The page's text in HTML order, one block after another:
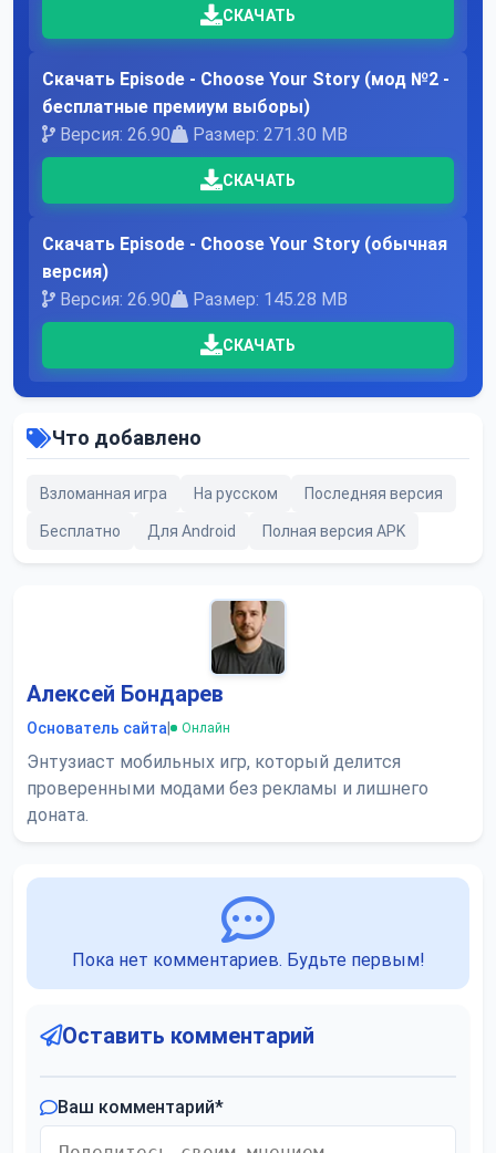
СКАЧАТЬ
Скачать Episode - Choose Your Story (мод №2 -
бесплатные премиум выборы)
Версия: 26.90
Размер: 271.30 MB
СКАЧАТЬ
Скачать Episode - Choose Your Story (обычная
версия)
Версия: 26.90
Размер: 145.28 MB
СКАЧАТЬ
Что добавлено
Взломанная игра На русском Последняя версия
Бесплатно Для Android Полная версия APK
Алексей Бондарев
Основатель сайта Онлайн
Энтузиаст мобильных игр, который делится
проверенными модами без рекламы и лишнего
доната.
Пока нет комментариев. Будьте первым!
Оставить комментарий
Ваш комментарий*